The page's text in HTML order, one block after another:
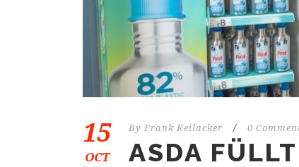
15
OCT
By Frank Keilacker / 0
ASDA FÜLLT